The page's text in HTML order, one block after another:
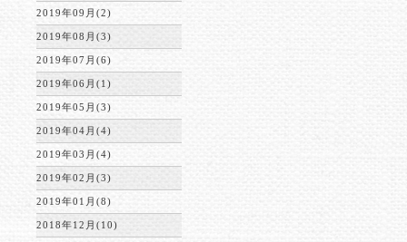
2019年09月(2)
2019年08月(3)
2019年07月(6)
2019年06月(1)
2019年05月(3)
2019年04月(4)
2019年03月(4)
2019年02月(3)
2019年01月(8)
2018年12月(10)